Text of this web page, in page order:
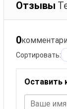
Отзывы
0
Сортировать:
Оставить
Ваше имя